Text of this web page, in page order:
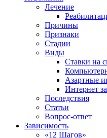
Лечение
Причины
Признаки
Стадии
Виды
Ставки на
Азартные
Интернет
Последствия
Статьи
Вопрос-ответ
Зависимость
«12 Шагов»